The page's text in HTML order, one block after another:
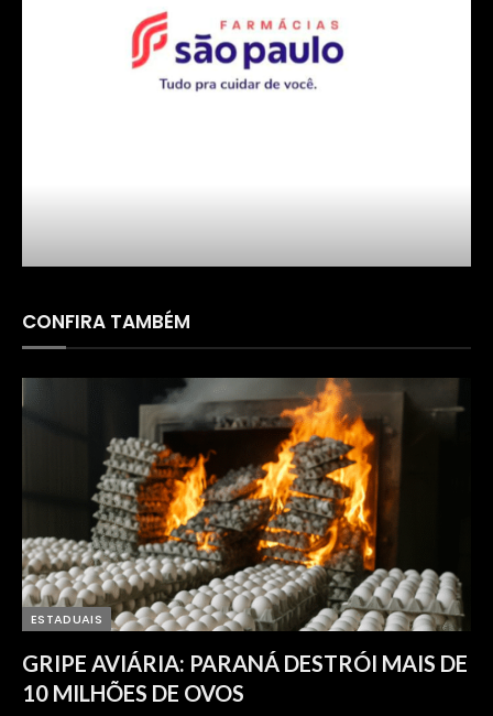
CONFIRA TAMBÉM
ESTADUAIS
GRIPE AVIÁRIA: PARANÁ DESTRÓI MAIS DE
10 MILHÕES DE OVOS